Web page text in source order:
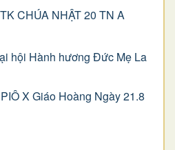
CHÚA NHẬT 20 TN A
hội Hành hương Đức Mẹ La
X Giáo Hoàng Ngày 21.8